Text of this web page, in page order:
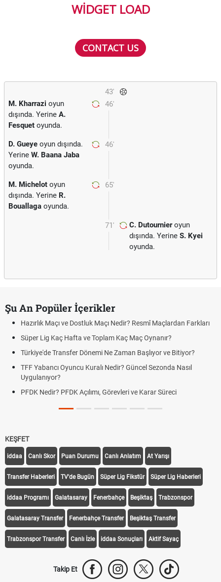
WIDGET LOAD
CONTACT US
43'
46'
M. Kharrazi oyun
dışında. Yerine A.
Fesquet oyunda.
46'
D. Gueye oyun dışında.
Yerine W. Baana Jaba
oyunda.
65'
M. Michelot oyun
dışında. Yerine R.
Bouallaga oyunda.
71' C. Dutournieroyun
dışında. Yerine S. Kyei
oyunda.
Şu An Popüler İçerikler
Hazırlık Maçı ve Dostluk Maçı Nedir? Resmî Maçlardan Farkları
Süper Lig Kaç Hafta ve Toplam Kaç Maç Oynanır?
Türkiye'de Transfer Dönemi Ne Zaman Başlıyor ve Bitiyor?
TFF Yabancı Oyuncu Kuralı Nedir? Güncel Sezonda Nasıl
Uygulanıyor?
PFDK Nedir? PFDK Açılımı, Görevleri ve Karar Süreci
KEŞFET
iddaa Canlı Skor Puan Durumu Canlı Anlatım At Yarışı
Transfer Haberleri TV'de Bugün Süper Lig Fikstür Süper Lig Haberleri
iddaa Programı Galatasaray Fenerbahçe Beşiktaş Trabzonspor
Galatasaray Transfer Fenerbahçe Transfer Beşiktaş Transfer
Trabzonspor Transfer Canlı İzle iddaa Sonuçları Aktif Sayaç
Takip Et